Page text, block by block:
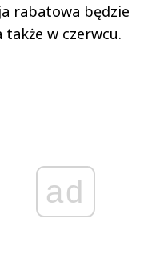
rabatowa będzie
w czerwcu.
ad